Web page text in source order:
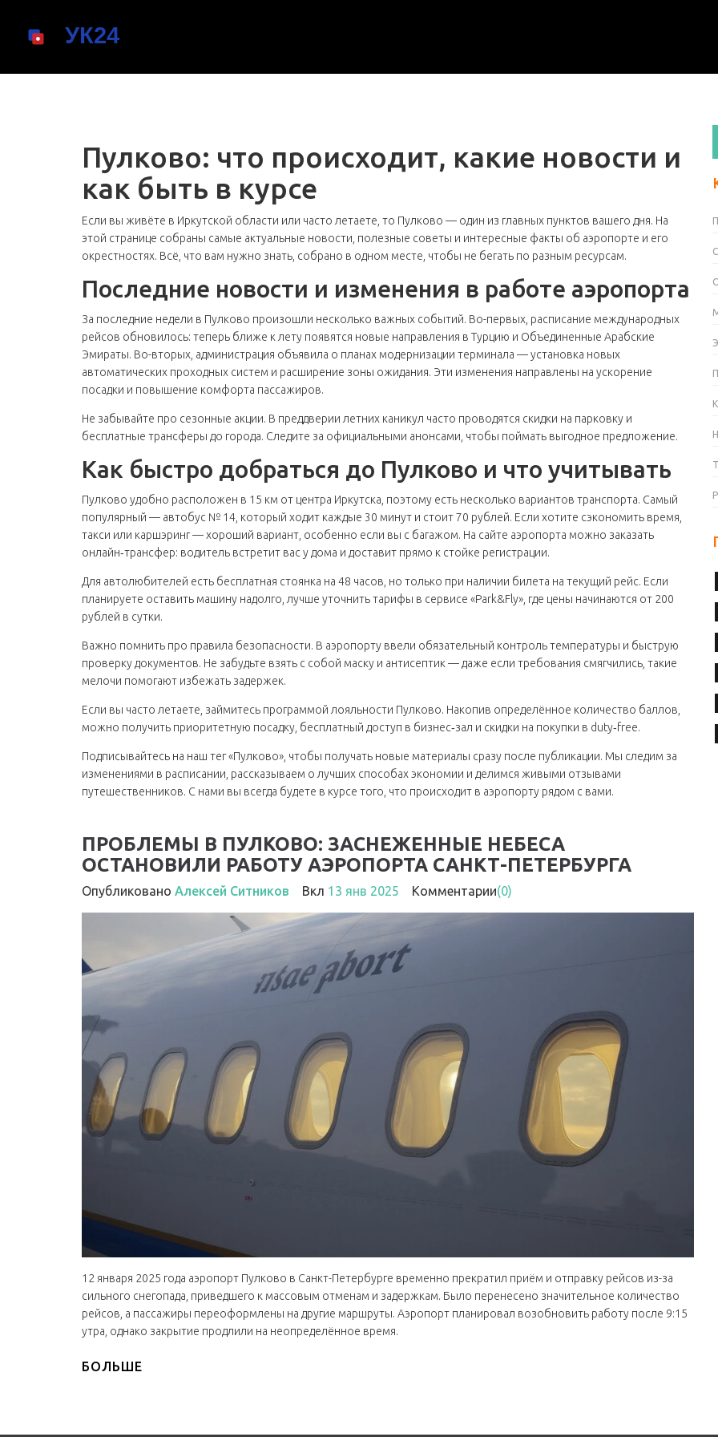
Пулково: что происходит, какие новости и
как быть в курсе
Если вы живёте в Иркутской области или часто летаете, то Пулково — один из главных пунктов вашего дня. На
этой странице собраны самые актуальные новости, полезные советы и интересные факты об аэропорте и его
окрестностях. Всё, что вам нужно знать, собрано в одном месте, чтобы не бегать по разным ресурсам.
Последние новости и изменения в работе аэропорта
За последние недели в Пулково произошли несколько важных событий. Во-первых, расписание международных
рейсов обновилось: теперь ближе к лету появятся новые направления в Турцию и Объединенные Арабские
Эмираты. Во-вторых, администрация объявила о планах модернизации терминала — установка новых
автоматических проходных систем и расширение зоны ожидания. Эти изменения направлены на ускорение
посадки и повышение комфорта пассажиров.
Не забывайте про сезонные акции. В преддверии летних каникул часто проводятся скидки на парковку и
бесплатные трансферы до города. Следите за официальными анонсами, чтобы поймать выгодное предложение.
Как быстро добраться до Пулково и что учитывать
Пулково удобно расположен в 15 км от центра Иркутска, поэтому есть несколько вариантов транспорта. Самый
популярный — автобус № 14, который ходит каждые 30 минут и стоит 70 рублей. Если хотите сэкономить время,
такси или каршэринг — хороший вариант, особенно если вы с багажом. На сайте аэропорта можно заказать
онлайн‑трансфер: водитель встретит вас у дома и доставит прямо к стойке регистрации.
Для автолюбителей есть бесплатная стоянка на 48 часов, но только при наличии билета на текущий рейс. Если
планируете оставить машину надолго, лучше уточнить тарифы в сервисе «Park&Fly», где цены начинаются от 200
рублей в сутки.
Важно помнить про правила безопасности. В аэропорту ввели обязательный контроль температуры и быструю
проверку документов. Не забудьте взять с собой маску и антисептик — даже если требования смягчились, такие
мелочи помогают избежать задержек.
Если вы часто летаете, займитесь программой лояльности Пулково. Накопив определённое количество баллов,
можно получить приоритетную посадку, бесплатный доступ в бизнес‑зал и скидки на покупки в duty‑free.
Подписывайтесь на наш тег «Пулково», чтобы получать новые материалы сразу после публикации. Мы следим за
изменениями в расписании, рассказываем о лучших способах экономии и делимся живыми отзывами
путешественников. С нами вы всегда будете в курсе того, что происходит в аэропорту рядом с вами.
ПРОБЛЕМЫ В ПУЛКОВО: ЗАСНЕЖЕННЫЕ НЕБЕСА
ОСТАНОВИЛИ РАБОТУ АЭРОПОРТА САНКТ-ПЕТЕРБУРГА
Опубликовано Алексей Ситников Вкл 13 янв 2025 Комментарии(0)
12 января 2025 года аэропорт Пулково в Санкт-Петербурге временно прекратил приём и отправку рейсов из-за
сильного снегопада, приведшего к массовым отменам и задержкам. Было перенесено значительное количество
рейсов, а пассажиры переоформлены на другие маршруты. Аэропорт планировал возобновить работу после 9:15
утра, однако закрытие продлили на неопределённое время.
БОЛЬШЕ